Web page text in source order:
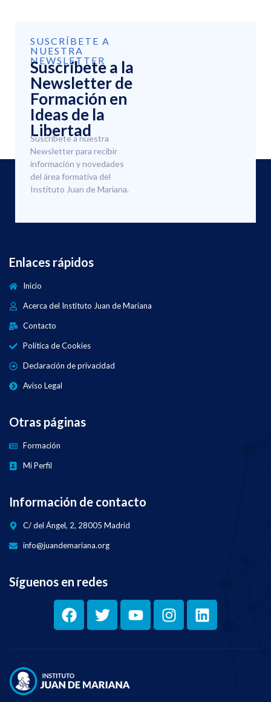
SUSCRÍBETE A
NUESTRA
NEWSLETTER
Suscríbete a la
Newsletter de
Formación en
Ideas de la
Libertad
Suscríbete a nuestra
Newsletter para recibir
información y novedades
del área formativa del
Instituto Juan de Mariana.
Enlaces rápidos
Inicio
Acerca del Instituto Juan de Mariana
Contacto
Política de Cookies
Declaración de privacidad
Aviso Legal
Otras páginas
Formación
Mi Perfil
Información de contacto
C/ del Ángel, 2, 28005 Madrid
info@juandemariana.org
Síguenos en redes